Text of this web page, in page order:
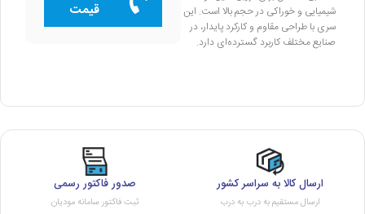
قیمت
شیمیایی و خوراکی در حجم بالا است. این
سری با طراحی مقاوم و کارکرد پایدار، در
صنایع مختلف کاربرد گسترده‌ای دارد.
ارسال کالا به سراسر کشور
ارسال مستقیم به درب به درب
صدور فاکتور رسمی
ثبت فاکتور سامانه مودیان